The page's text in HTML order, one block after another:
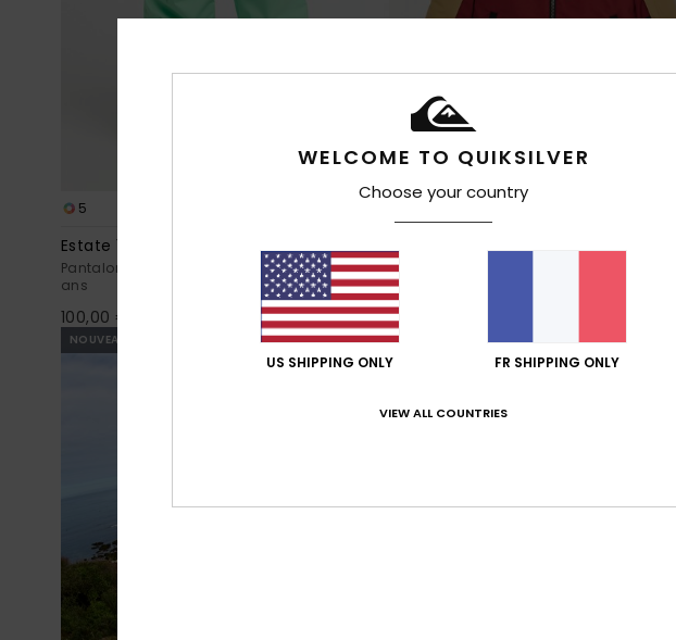
5
Estate 10K
Pantalon de snow technique Vert Garçon 8-16
ans
100,00 €
Veste de snow technique Rouge Garçon
120,00 €
NOUVEAUTÉ NOUVEAUTÉ
WELCOME TO QUIKSILVER
Choose your country
US SHIPPING ONLY FR SHIPPING ONLY
VIEW ALL COUNTRIES